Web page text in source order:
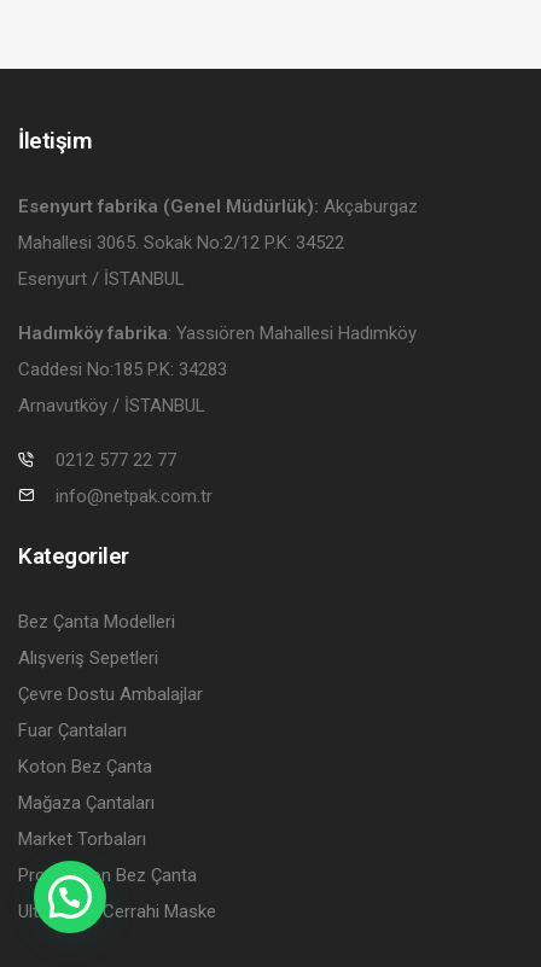
Kategoriler
Bez Çanta Modelleri
Alışveriş Sepetleri
Çevre Dostu Ambalajlar
Fuar Çantaları
Koton Bez Çanta
Mağaza Çantaları
Market Torbaları
Promosyon Bez Çanta
Ultramask Cerrahi Maske
İletişim
Esenyurt fabrika (Genel Müdürlük): Akçaburgaz
Mahallesi 3065. Sokak No:2/12 P.K: 34522
Esenyurt / İSTANBUL
Hadımköy fabrika: Yassıören Mahallesi Hadımköy
Caddesi No:185 P.K: 34283
Arnavutköy / İSTANBUL
0212 577 22 77
info@netpak.com.tr